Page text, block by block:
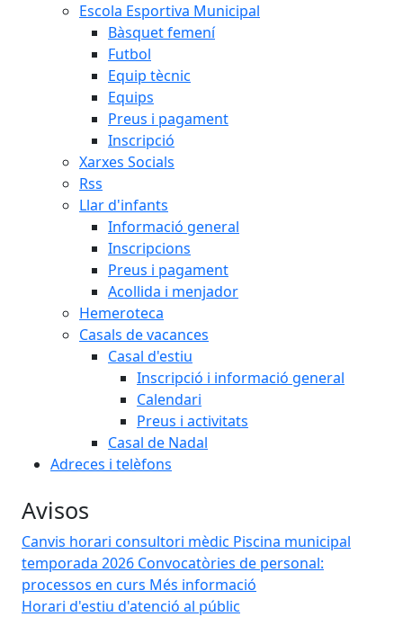
Escola Esportiva Municipal
Bàsquet femení
Futbol
Equip tècnic
Equips
Preus i pagament
Inscripció
Xarxes Socials
Rss
Llar d'infants
Informació general
Inscripcions
Preus i pagament
Acollida i menjador
Hemeroteca
Casals de vacances
Casal d'estiu
Inscripció i informació general
Calendari
Preus i activitats
Casal de Nadal
Adreces i telèfons
Avisos
Canvis horari consultori mèdic Piscina municipal
temporada 2026 Convocatòries de personal:
processos en curs Més informació
Horari d'estiu d'atenció al públic